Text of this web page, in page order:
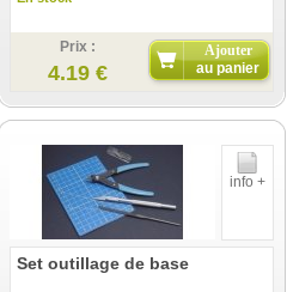
Prix :
4.19 €
Ajouter
au panier
info +
Set outillage de base